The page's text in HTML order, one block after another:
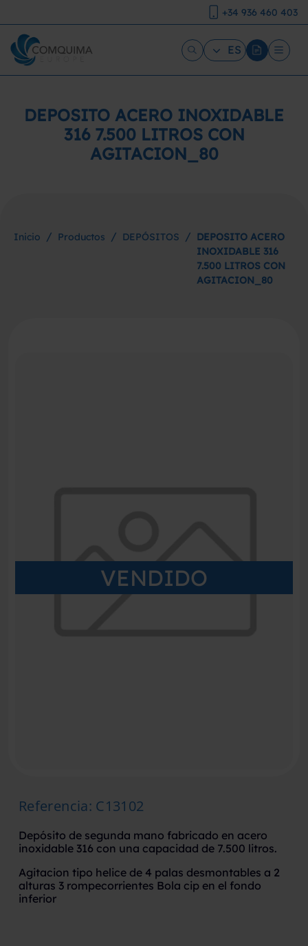
+34 936 460 403
ES
DEPOSITO ACERO INOXIDABLE
316 7.500 LITROS CON
AGITACION_80
Inicio / Productos / DEPÓSITOS / DEPOSITO ACERO
INOXIDABLE 316
7.500 LITROS CON
AGITACION_80
VENDIDO
Referencia: C13102
Depósito de segunda mano fabricado en acero
inoxidable 316 con una capacidad de 7.500 litros.
Agitacion tipo helice de 4 palas desmontables a 2
alturas 3 rompecorrientes Bola cip en el fondo
inferior